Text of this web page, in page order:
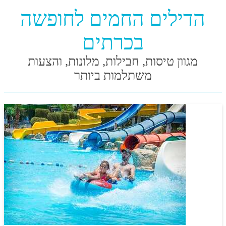
הדילים החמים לחופשה
בכרתים
מגוון טיסות, חבילות, מלונות, והצעות
משתלמות ביותר